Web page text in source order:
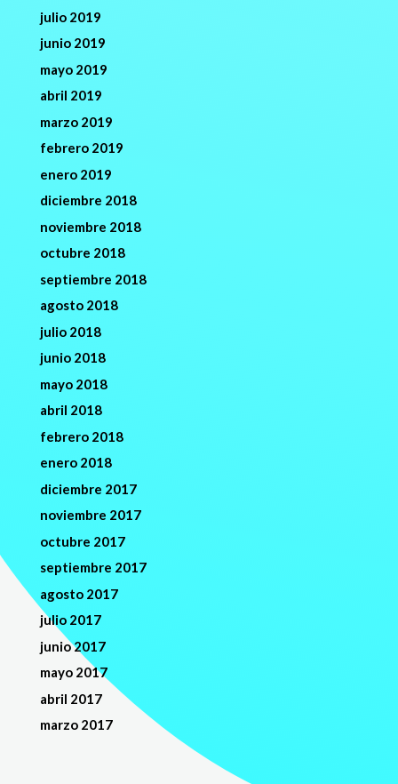
julio 2019
junio 2019
mayo 2019
abril 2019
marzo 2019
febrero 2019
enero 2019
diciembre 2018
noviembre 2018
octubre 2018
septiembre 2018
agosto 2018
julio 2018
junio 2018
mayo 2018
abril 2018
febrero 2018
enero 2018
diciembre 2017
noviembre 2017
octubre 2017
septiembre 2017
agosto 2017
julio 2017
junio 2017
mayo 2017
abril 2017
marzo 2017